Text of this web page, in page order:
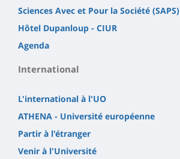
Sciences Avec et Pour la Société (SAPS)
Hôtel Dupanloup - CIUR
Agenda
International
L'international à l'UO
ATHENA - Université européenne
Partir à l'étranger
Venir à l'Université